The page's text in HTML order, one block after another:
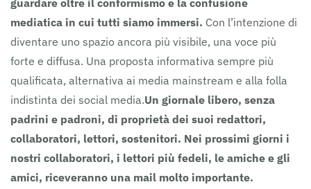
guardare oltre il conformismo e la confusione
mediatica in cui tutti siamo immersi. Con l’intenzione di
diventare uno spazio ancora più visibile, una voce più
forte e diffusa. Una proposta informativa sempre più
qualificata, alternativa ai media mainstream e alla folla
indistinta dei social media.Un giornale libero, senza
padrini e padroni, di proprietà dei suoi redattori,
collaboratori, lettori, sostenitori. Nei prossimi giorni i
nostri collaboratori, i lettori più fedeli, le amiche e gli
amici, riceveranno una mail molto importante.